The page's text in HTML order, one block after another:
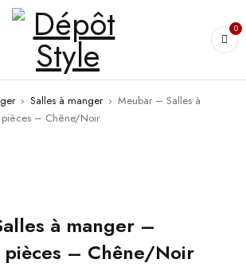
0
› Salles à manger › Meubar – Salles à
– Chêne/Noir
à manger –
pièces – Chêne/Noir